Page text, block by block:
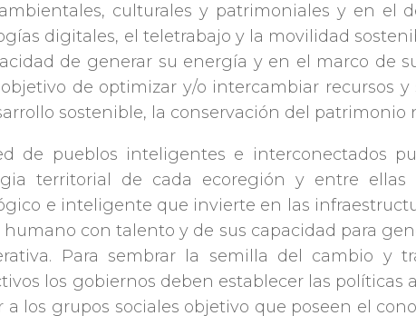
culturales y patrimoniales y en el
digitales, el teletrabajo y la movilidad
de generar su energía y en el marco de
de optimizar y/o intercambiar recursos
sostenible, la conservación del patrimonio
de pueblos inteligentes e interconectados
territorial de cada ecoregión y entre
e inteligente que invierte en las
con talento y de sus capacidad para
Para sembrar la semilla del cambio y
los gobiernos deben establecer las
a los grupos sociales objetivo que poseen el